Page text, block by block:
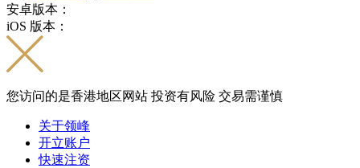
安卓版本：
iOS 版本：
您访问的是香港地区网站 投资有风险 交易需谨慎
关于领峰
开立账户
快速注资